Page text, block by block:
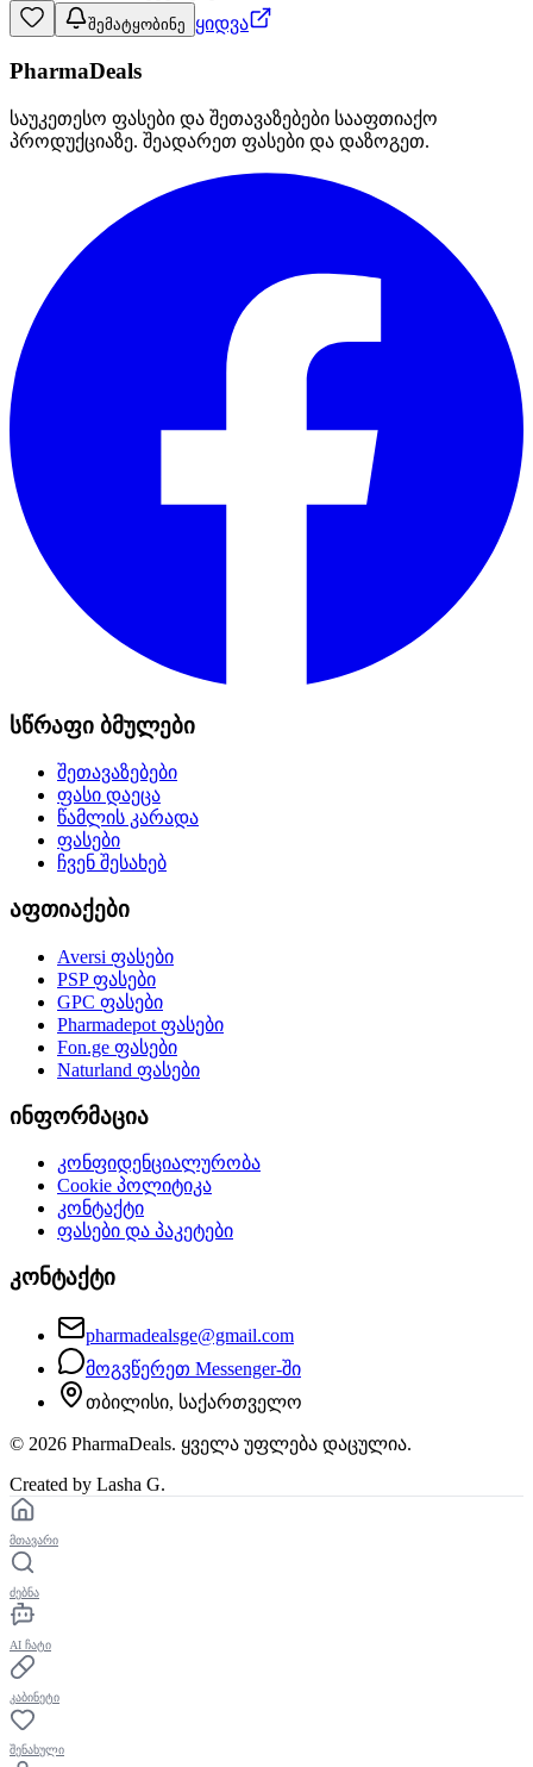
შემატყობინე ყიდვა
PharmaDeals
საუკეთესო ფასები და შეთავაზებები სააფთიაქო
პროდუქციაზე. შეადარეთ ფასები და დაზოგეთ.
სწრაფი ბმულები
შეთავაზებები
ფასი დაეცა
წამლის კარადა
ფასები
ჩვენ შესახებ
აფთიაქები
Aversi ფასები
PSPფასები
GPC ფასები
Pharmadepot ფასები
Fon.ge ფასები
Naturland ფასები
ინფორმაცია
კონფიდენციალურობა
Cookie პოლიტიკა
კონტაქტი
ფასები და პაკეტები
კონტაქტი
pharmadealsge@gmail.com
მოგვწერეთ Messenger-ში
თბილისი, საქართველო
© 2026 PharmaDeals. ყველა უფლება დაცულია.
Created by Lasha G.
მთავარი
ძებნა
AI ჩატი
კაბინეტი
შენახული